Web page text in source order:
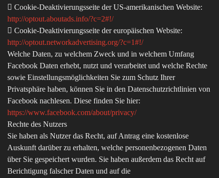
 Cookie-Deaktivierungsseite der US-amerikanischen Website:
http://optout.aboutads.info/?c=2#!/
 Cookie-Deaktivierungsseite der europäischen Website:
http://optout.networkadvertising.org/?c=1#!/
Welche Daten, zu welchem Zweck und in welchem Umfang
Facebook Daten erhebt, nutzt und verarbeitet und welche Rechte
sowie Einstellungsmöglichkeiten Sie zum Schutz Ihrer
Privatsphäre haben, können Sie in den Datenschutzrichtlinien von
Facebook nachlesen. Diese finden Sie hier:
https://www.facebook.com/about/privacy/
Rechte des Nutzers
Sie haben als Nutzer das Recht, auf Antrag eine kostenlose
Auskunft darüber zu erhalten, welche personenbezogenen Daten
über Sie gespeichert wurden. Sie haben außerdem das Recht auf
Berichtigung falscher Daten und auf die